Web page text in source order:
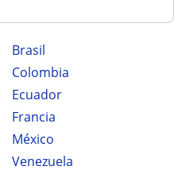
Brasil
Colombia
Ecuador
Francia
México
Venezuela